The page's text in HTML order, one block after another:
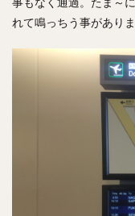
れて鳴っちう事がありま